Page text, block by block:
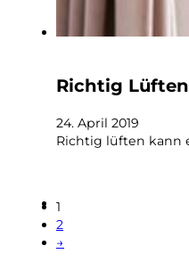
Richtig
24. April 2019
Richtig lüften kann
1
2
→